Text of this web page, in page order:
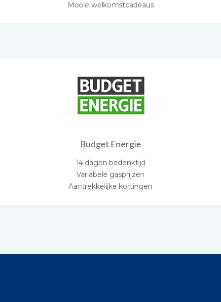
Mooie welkomstcadeaus
Budget Energie
14 dagen bedenktijd
Variabele gasprijzen
Aantrekkelijke kortingen